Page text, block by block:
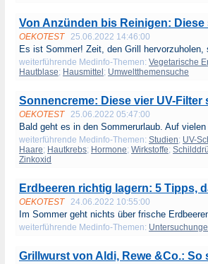
Von Anzünden bis Reinigen:
OEKOTEST 25.06.2022 14:46:00
Es ist Sommer! Zeit, den Grill hervorzuholen,
weiterführende Medinfo-Themen: Vegetarische
Hautblase; Hausmittel ; Umweltthemensuche
Sonnencreme: Diese vier UV-Filter
OEKOTEST 25.06.2022 05:47:00
Bald geht es in den Sommerurlaub. Auf
weiterführende Medinfo-Themen: Studien; UV-
Haare; Hautkrebs; Hormone; Wirkstoffe;
Zinkoxid
Erdbeeren richtig lagern: 5 Tipps,
OEKOTEST 24.06.2022 10:55:00
Im Sommer geht nichts über frische
weiterführende Medinfo-Themen:
Grillwurst von Aldi, Rewe &Co.: